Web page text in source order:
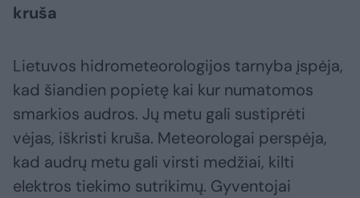
kruša
Lietuvos hidrometeorologijos tarnyba įspėja,
kad šiandien popietę kai kur numatomos
smarkios audros. Jų metu gali sustiprėti
vėjas, iškristi kruša. Meteorologai perspėja,
kad audrų metu gali virsti medžiai, kilti
elektros tiekimo sutrikimų. Gyventojai